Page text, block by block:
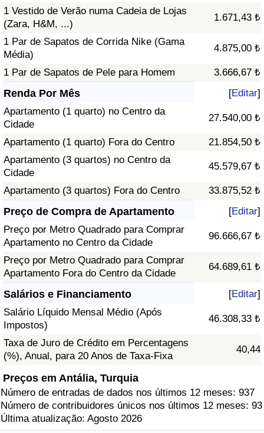
1 Vestido de Verão numa Cadeia de Lojas
(Zara, H&M, ...)
1.671,43 ₺
1 Par de Sapatos de Corrida Nike (Gama
Média)
4.875,00 ₺
1 Par de Sapatos de Pele para Homem 3.666,67 ₺
Renda Por Mês [Editar]
Apartamento (1 quarto) no Centro da
Cidade
27.540,00 ₺
Apartamento (1 quarto) Fora do Centro
21.854,50 ₺
Apartamento (3 quartos) no Centro da
Cidade
45.579,67 ₺
Apartamento (3 quartos) Fora do Centro 33.875,52 ₺
Preço de Compra de Apartamento [Editar]
Preço por Metro Quadrado para Comprar
Apartamento no Centro da Cidade
96.666,67 ₺
Preço por Metro Quadrado para Comprar
Apartamento Fora do Centro da Cidade
64.689,61 ₺
Salários e Financiamento [Editar]
Salário Líquido Mensal Médio (Após
Impostos)
46.308,33 ₺
Taxa de Juro de Crédito em Percentagens
(%), Anual, para 20 Anos de Taxa-Fixa
40,44
Preços em Antália, Turquia
Número de entradas de dados nos últimos 12 meses: 937
Número de contribuidores únicos nos últimos 12 meses: 93
Última atualização: Agosto 2026